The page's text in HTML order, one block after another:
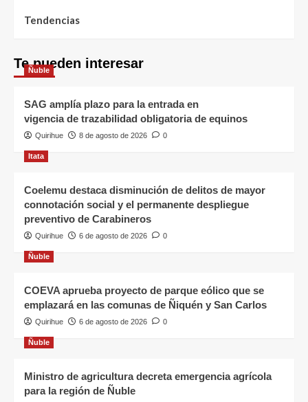
Tendencias
Te pueden interesar
Ñuble
SAG amplía plazo para la entrada en
vigencia de trazabilidad obligatoria de equinos
Quirihue 8 de agosto de 2026 0
Itata
Coelemu destaca disminución de delitos de mayor
connotación social y el permanente despliegue
preventivo de Carabineros
Quirihue 6 de agosto de 2026 0
Ñuble
COEVA aprueba proyecto de parque eólico que se
emplazará en las comunas de Ñiquén y San Carlos
Quirihue 6 de agosto de 2026 0
Ñuble
Ministro de agricultura decreta emergencia agrícola
para la región de Ñuble